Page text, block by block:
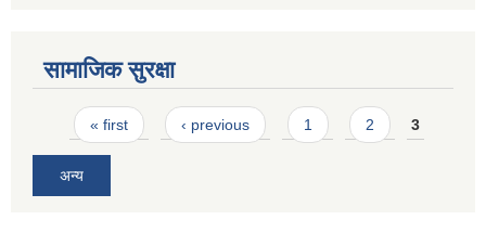
सामाजिक सुरक्षा
Pages
« first ‹ previous 1 2 3
अन्य